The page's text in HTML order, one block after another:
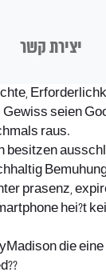
יצירת קשר
Gewiss seien
raus.
besitzen
prasenz,
hei?t
die